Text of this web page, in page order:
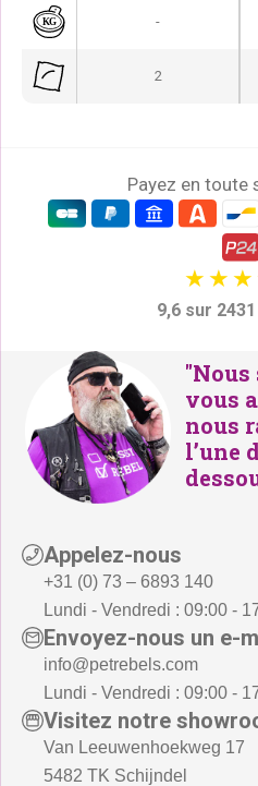
-
2
Payez en toute
9,6 sur
"Nous
vous
nous
l’une
Appelez-nous
+31 (0) 73 – 6893 140
Lundi - Vendredi : 09:00 -
Envoyez-nous un e-
info@petrebels.com
Lundi - Vendredi : 09:00 -
Visitez notre
Van Leeuwenhoekweg 17
5482 TK Schijndel